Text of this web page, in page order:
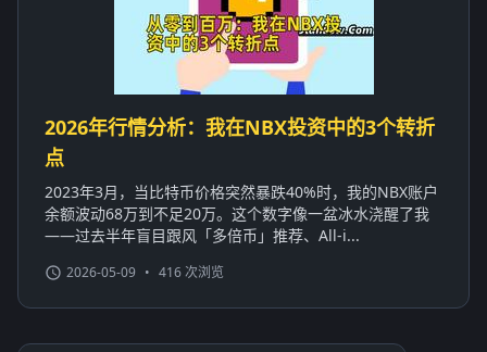
2026年行情分析：我在NBX投资中的3个转折
点
2023年3月，当比特币价格突然暴跌40%时，我的NBX账户
余额波动68万到不足20万。这个数字像一盆冰水浇醒了我
——过去半年盲目跟风「多倍币」推荐、All-i...
2026-05-09 • 416 次浏览